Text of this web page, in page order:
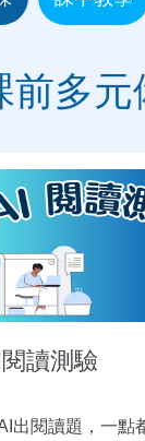
前多元
讀測驗
出閱讀題，一點